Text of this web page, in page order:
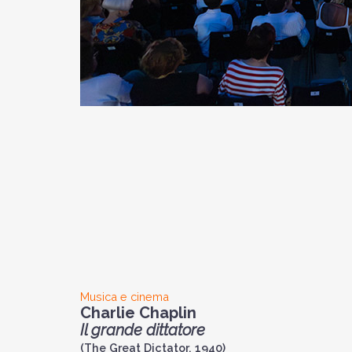
Musica e cinema
Charlie Chaplin
Il grande dittatore
(The Great Dictator, 1940)